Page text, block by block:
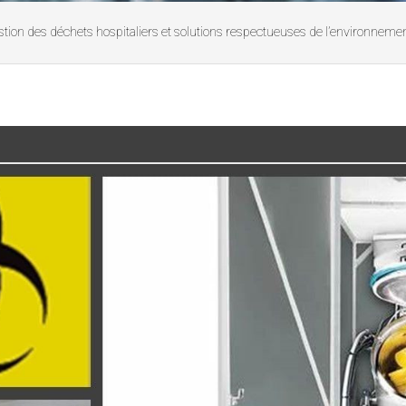
des déchets hospitaliers et solutions respectueuses de